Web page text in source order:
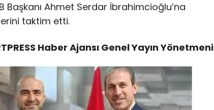
Başkanı Ahmet Serdar İbrahimcioğlu’na
taktim etti.
Haber Ajansı Genel Yayın Yönetmeni